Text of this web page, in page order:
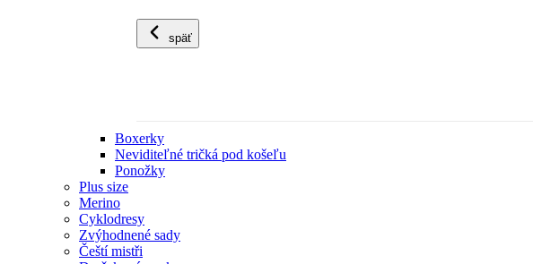
späť
Boxerky
Neviditeľné tričká pod košeľu
Ponožky
Plus size
Merino
Cyklodresy
Zvýhodnené sady
Čeští mistři